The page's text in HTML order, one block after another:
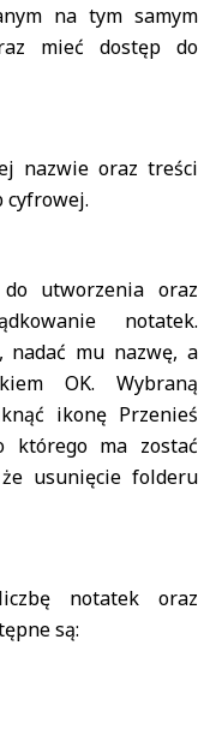
na tym samym
mieć dostęp do
nazwie oraz treści
cyfrowej.
utworzenia oraz
notatek.
nadać mu nazwę, a
OK. Wybraną
ikonę Przenieś
którego ma zostać
usunięcie folderu
notatek oraz
są: